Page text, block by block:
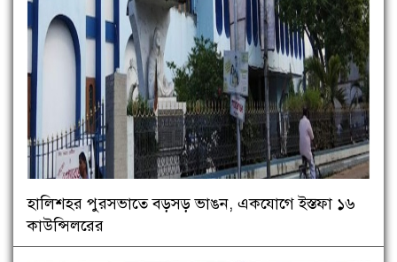
হালিশহর পুরসভাতে বড়সড় ভাঙন, একযোগে ইস্তফা ১৬
কাউন্সিলরের